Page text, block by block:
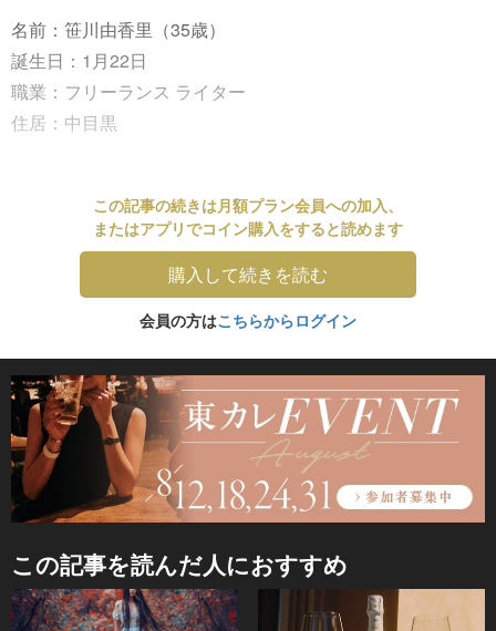
名前：笹川由香里（35歳）
誕生日：1月22日
職業：フリーランス ライター
住居：中目黒
この記事の続きは月額プラン会員への加入、
またはアプリでコイン購入をすると読めます
購入して続きを読む
会員の方はこちらからログイン
この記事を読んだ人におすすめ